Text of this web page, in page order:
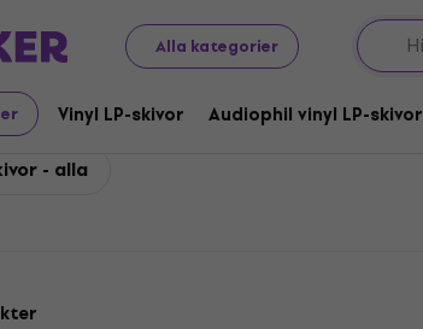
Alla kategorier
Vinyl LP-skivor Audiophil vinyl LP-skivor
Prine Musik-CD-skivor
Musik-CD-skivor
- alla